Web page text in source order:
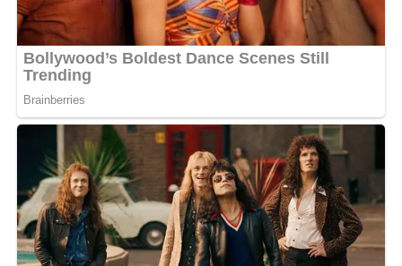
blanche accompagnée d’un voile discret.
« Adjatis est un homme comblé, délivré du célibat »
confie un proche.
vie avec beaucoup de sérénité »
premier pour l’activiste, engagé depuis plusieurs années
dans la dénonciation des injustices et des dérives
politiques au Gabon.
La célébration s’est poursuivie dans la soirée de ce
samedi, avec une réception privée réunissant amis et
famille autour du couple.